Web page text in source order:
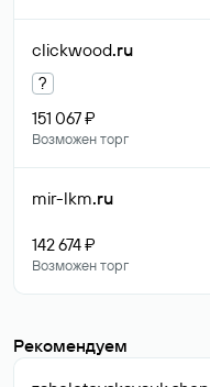
clickwood.ru
?
151 067 ₽
Возможен торг
mir-lkm.ru
142 674 ₽
Возможен торг
Рекомендуем